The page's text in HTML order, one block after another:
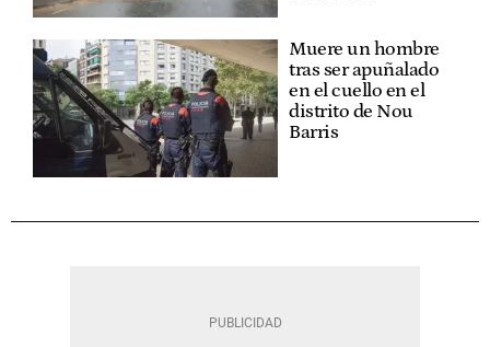
Muere un hombre
tras ser apuñalado
en el cuello en el
distrito de Nou
Barris